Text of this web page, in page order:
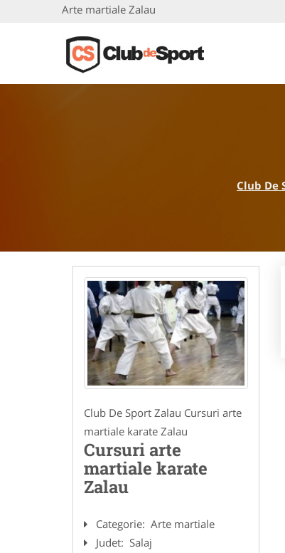
Arte martiale Zalau
Club De
Club De Sport Zalau Cursuri arte
martiale karate Zalau
Cursuri arte
martiale karate
Zalau
Categorie: Arte martiale
Judet: Salaj